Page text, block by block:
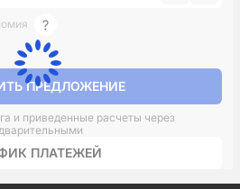
ПРЕДЛОЖЕНИЕ
и приведенные расчеты через
ПЛАТЕЖЕЙ